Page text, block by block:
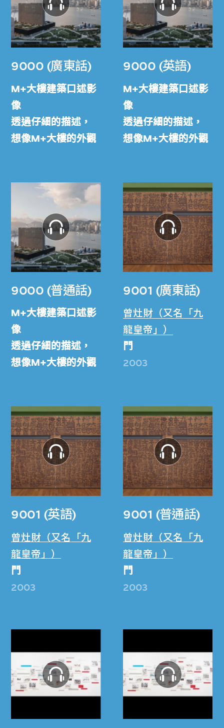
9000 (廣東話)
M+大樓建築口述影
像
透過仔細的描述，
想像M+大樓的外觀
9000 (英語)
M+大樓建築口述影
像
透過仔細的描述，
想像M+大樓的外觀
9000 (普通話)
M+大樓建築口述影
像
透過仔細的描述，
想像M+大樓的外觀
9001 (廣東話)
曾灶財（又名「九
龍皇帝」）
門
2003
9001 (英語)
曾灶財（又名「九
龍皇帝」）
門
2003
9001 (普通話)
曾灶財（又名「九
龍皇帝」）
門
2003